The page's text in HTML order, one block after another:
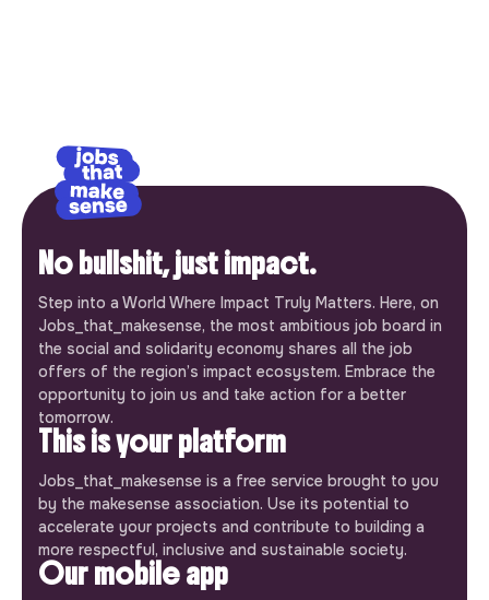
No bullshit, just impact.
Step into a World Where Impact Truly Matters. Here, on
Jobs_that_makesense, the most ambitious job board in
the social and solidarity economy shares all the job
offers of the region’s impact ecosystem. Embrace the
opportunity to join us and take action for a better
tomorrow.
This is your platform
Jobs_that_makesense is a free service brought to you
by the makesense association. Use its potential to
accelerate your projects and contribute to building a
more respectful, inclusive and sustainable society.
Our mobile app